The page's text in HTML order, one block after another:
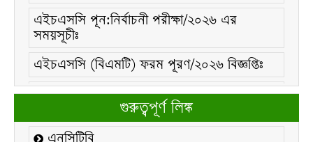
এইচএসসি পূন:নির্বাচনী পরীক্ষা/২০২৬ এর
সময়সূচীঃ
এইচএসসি (বিএমটি) ফরম পূরণ/২০২৬ বিজ্ঞপ্তিঃ
এইচএসসি ফরম/২০২৬ পূরণ বিজ্ঞপ্তিঃ
২১ ফেব্রুয়ারি/২০২৬ ইং তারিখে “শহিদ দিবস ও
আন্তর্জাতিক মাতৃভাষা দিবস-২০২৬ উদযাপন
গুরুত্বপূর্ণ লিঙ্ক
এনসিটিবি